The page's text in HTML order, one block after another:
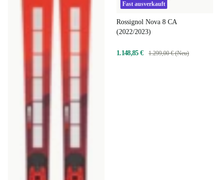
Fast ausverkauft
Rossignol Nova 8 CA
(2022/2023)
1.148,85 € 1.299,00 € (Neu)